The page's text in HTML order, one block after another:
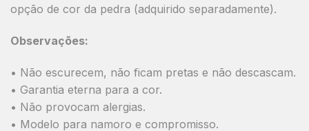
opção de cor da pedra (adquirido separadamente).
Observações:
• Não escurecem, não ficam pretas e não descascam.
• Garantia eterna para a cor.
• Não provocam alergias.
• Modelo para namoro e compromisso.